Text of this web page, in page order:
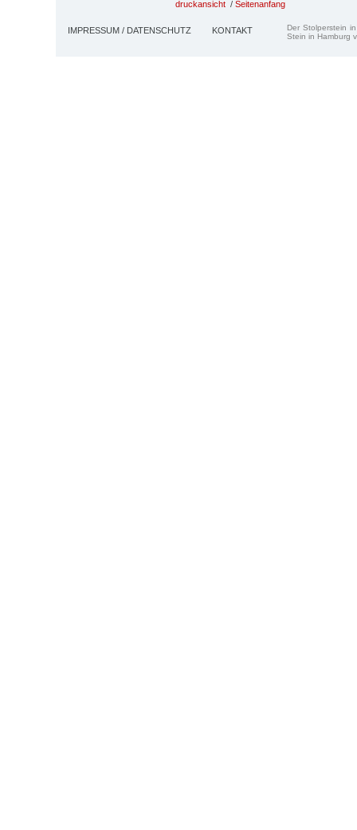
druckansicht / Seitenanfang
IMPRESSUM / DATENSCHUTZ KONTAKT
Der Stolperstein
Stein in Hamburg